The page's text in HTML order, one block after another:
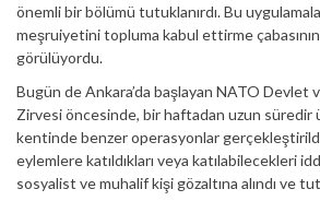
önemli bir bölümü tutuklanırdı. Bu
meşruiyetini topluma kabul ettirme
görülüyordu.
Bugün de Ankara’da başlayan NATO Devlet
Zirvesi öncesinde, bir haftadan uzun süredir
kentinde benzer operasyonlar
eylemlere katıldıkları veya katılabilecekleri
sosyalist ve muhalif kişi gözaltına alındı ve